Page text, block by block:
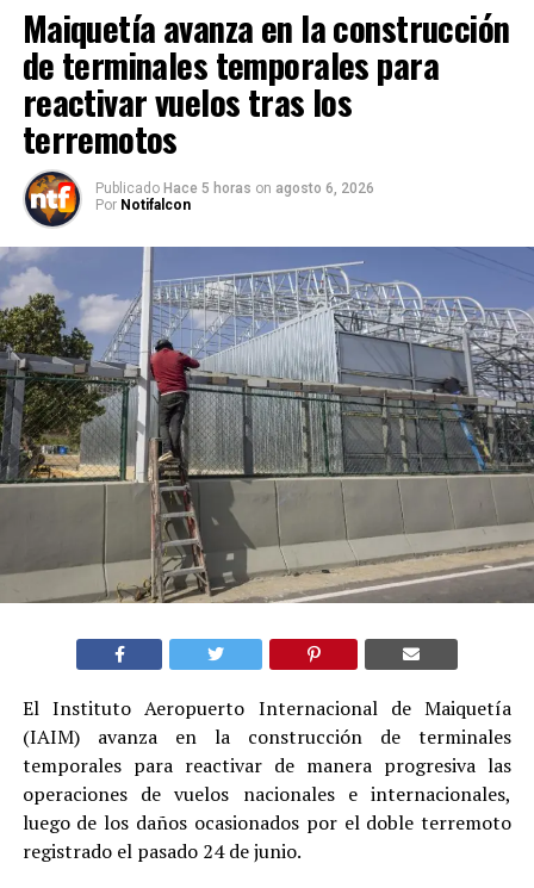
Maiquetía avanza en la construcción
de terminales temporales para
reactivar vuelos tras los
terremotos
Publicado Hace 5 horas on agosto 6, 2026
Por Notifalcon
El Instituto Aeropuerto Internacional de Maiquetía
(IAIM) avanza en la construcción de terminales
temporales para reactivar de manera progresiva las
operaciones de vuelos nacionales e internacionales,
luego de los daños ocasionados por el doble terremoto
registrado el pasado 24 de junio.